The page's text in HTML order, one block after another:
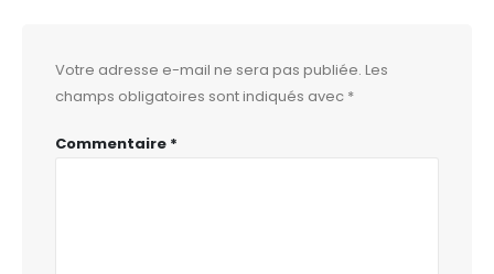
Votre adresse e-mail ne sera pas publiée. Les
champs obligatoires sont indiqués avec *
Commentaire *